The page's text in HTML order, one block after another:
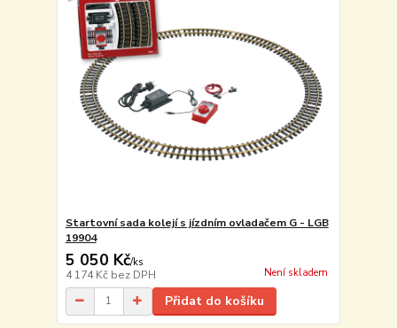
Startovní sada kolejí s jízdním ovladačem G - LGB
19904
5 050 Kč/ks
4 174 Kč bez DPH Není skladem
Přidat do košíku